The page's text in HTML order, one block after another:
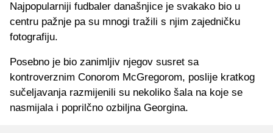
Najpopularniji fudbaler današnjice je svakako bio u
centru pažnje pa su mnogi tražili s njim zajedničku
fotografiju.
Posebno je bio zanimljiv njegov susret sa
kontroverznim Conorom McGregorom, poslije kratkog
sučeljavanja razmijenili su nekoliko šala na koje se
nasmijala i poprilčno ozbiljna Georgina.